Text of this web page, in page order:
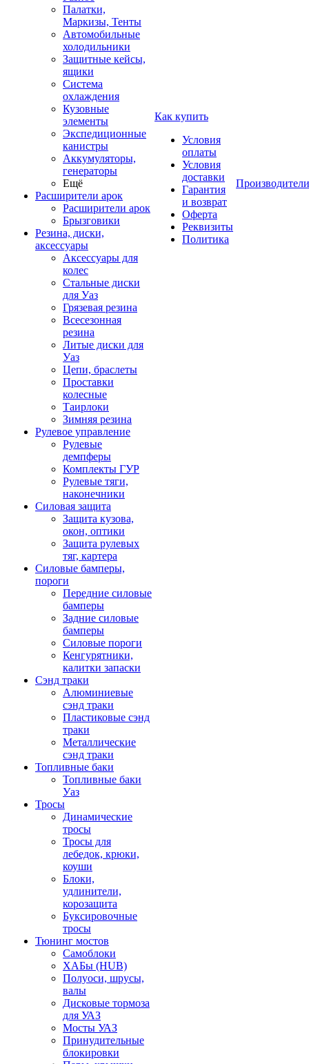
Палатки,
Маркизы, Тенты
Автомобильные
холодильники
Защитные кейсы,
ящики
Система
охлаждения
Кузовные
элементы
Экспедиционные
канистры
Аккумуляторы,
генераторы
Ещё
Расширители арок
Расширители арок
Брызговики
Резина, диски,
аксессуары
Аксессуары для
колес
Стальные диски
для Уаз
Грязевая резина
Всесезонная
резина
Литые диски для
Уаз
Цепи, браслеты
Проставки
колесные
Таирлоки
Зимняя резина
Рулевое управление
Рулевые
демпферы
Комплекты ГУР
Рулевые тяги,
наконечники
Силовая защита
Защита кузова,
окон, оптики
Защита рулевых
тяг, картера
Силовые бамперы,
пороги
Передние силовые
бамперы
Задние силовые
бамперы
Силовые пороги
Кенгурятники,
калитки запаски
Сэнд траки
Алюминиевые
сэнд траки
Пластиковые сэнд
траки
Металлические
сэнд траки
Топливные баки
Топливные баки
Уаз
Тросы
Динамические
тросы
Тросы для
лебедок, крюки,
коуши
Блоки,
удлинители,
корозащита
Буксировочные
тросы
Тюнинг мостов
Самоблоки
ХАБы (HUB)
Полуоси, шрусы,
валы
Дисковые тормоза
для УАЗ
Мосты УАЗ
Принудительные
блокировки
Как купить
Условия
оплаты
Условия
доставки
Гарантия
и возврат
Оферта
Реквизиты
Политика
Производители